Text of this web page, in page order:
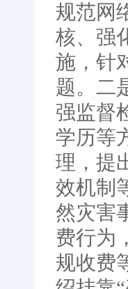
规范网
核、强
施，针
题。二
强监督
学历等
理，提
效机制
然灾害
费行为
规收费